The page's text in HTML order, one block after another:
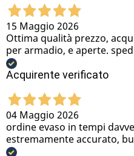
15 Maggio 2026
Ottima qualità prezzo,
per armadio, e aperte.
Acquirente verificato
04 Maggio 2026
ordine evaso in tempi
estremamente accurato,